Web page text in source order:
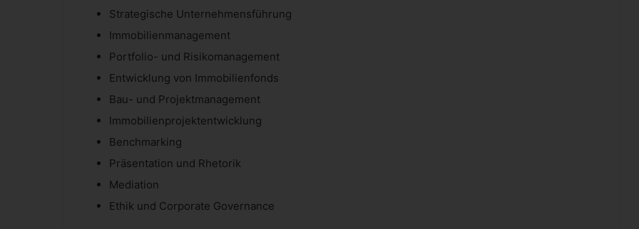
Strategische Unternehmensführung
Immobilienmanagement
Portfolio- und Risikomanagement
Entwicklung von Immobilienfonds
Bau- und Projektmanagement
Immobilienprojektentwicklung
Benchmarking
Präsentation und Rhetorik
Mediation
Ethik und Corporate Governance